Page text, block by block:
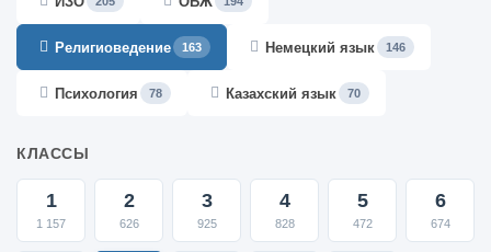
Религиоведение 163 Немецкий язык 146
Психология 78 Казахский язык 70
КЛАССЫ
1
1 157
2
626
3
925
4
828
5
472
6
674